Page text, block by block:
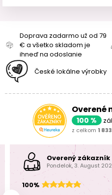
Doprava zadarmo už od 79
€ a všetko skladom je
ihneď na odoslanie
České lokálne výrobky
Overené
100 %
z celkom 1
Overený zákazník
Pondelok, 3. August
100%